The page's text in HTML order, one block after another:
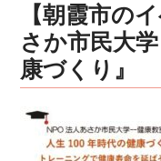
【朝霞市の
さか市民大
康づくり』